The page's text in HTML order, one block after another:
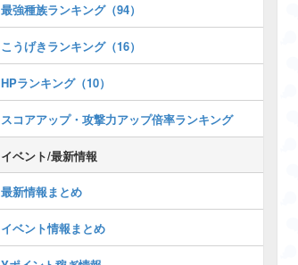
最強種族ランキング（94）
こうげきランキング（16）
HPランキング（10）
スコアアップ・攻撃力アップ倍率ランキング
イベント/最新情報
最新情報まとめ
イベント情報まとめ